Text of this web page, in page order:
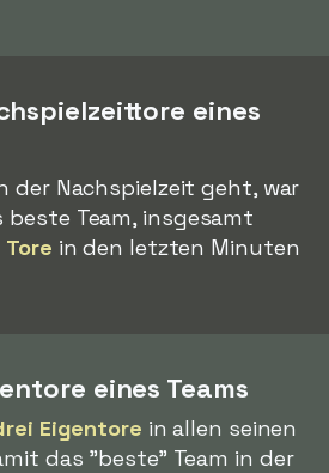
eines
der Nachspielzeit geht, war
beste Team, insgesamt
in den letzten Minuten
eines Teams
Eigentore in allen seinen
das "beste" Team in der